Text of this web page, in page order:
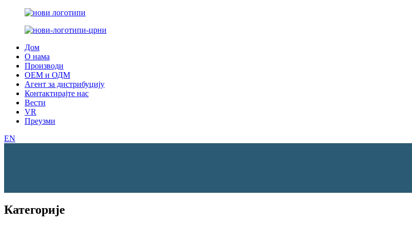
Дом
О нама
Производи
ОЕМ и ОДМ
Агент за дистрибуцију
Контактирајте нас
Вести
VR
Преузми
EN
Категорије